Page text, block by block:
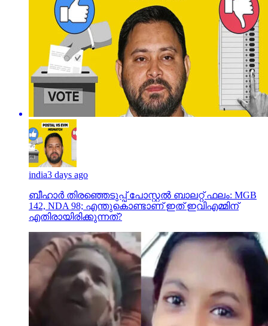
india3 days ago
ബീഹാർ തിരഞ്ഞെടുപ്പ് പോസ്റ്റൽ ബാലറ്റ് ഫലം: MGB
142, NDA 98; എന്തുകൊണ്ടാണ് ഇത് ഇവിഎമ്മിന്
എതിരായിരിക്കുന്നത്?